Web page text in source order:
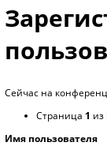
Сейчас на
Страница 1 из
Имя пользователя